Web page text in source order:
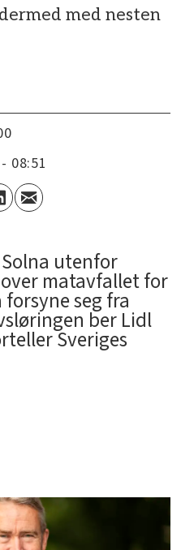
med nesten
08:51
utenfor
matavfallet for
seg fra
ber Lidl
Sveriges